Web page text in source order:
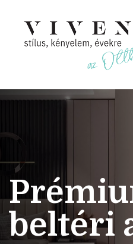
beltéri